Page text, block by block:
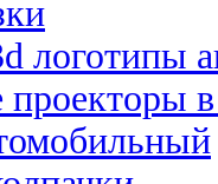
логотипы